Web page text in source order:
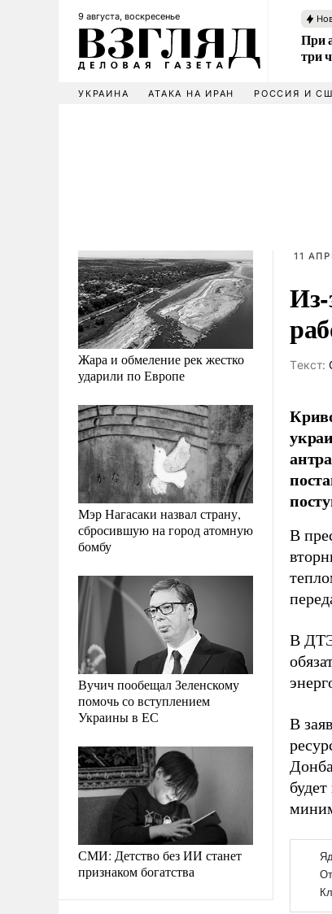
9 августа, воскресенье
При
три
УКРАИНА АТАКА НА ИРАН РОССИЯ И
Жара и обмеление рек жестко
ударили по Европе
Мэр Нагасаки назвал страну,
сбросившую на город атомную
бомбу
Вучич пообещал Зеленскому
помочь со вступлением
Украины в ЕС
СМИ: Детство без ИИ станет
признаком богатства
11
Tекст:
В
В
В